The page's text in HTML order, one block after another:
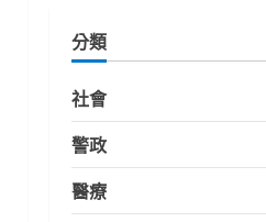
分類
社會
警政
醫療